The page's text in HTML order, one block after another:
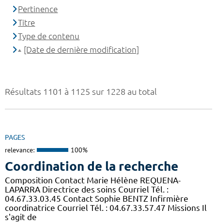
Résultats 1101 à 1125 sur 1228 au total
PAGES
relevance: 100%
Coordination de la recherche
Composition Contact Marie Hélène REQUENA-
LAPARRA Directrice des soins Courriel Tél. :
04.67.33.03.45 Contact Sophie BENTZ Infirmière
coordinatrice Courriel Tél. : 04.67.33.57.47 Missions Il
s'agit de
Pertinence
Titre
Type de contenu
[Date de dernière modification]